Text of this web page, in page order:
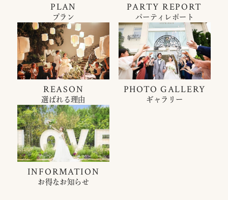
PLAN
プラン
PARTY REPORT
パーティレポート
REASON
選ばれる理由
PHOTO GALLERY
ギャラリー
INFORMATION
お得なお知らせ